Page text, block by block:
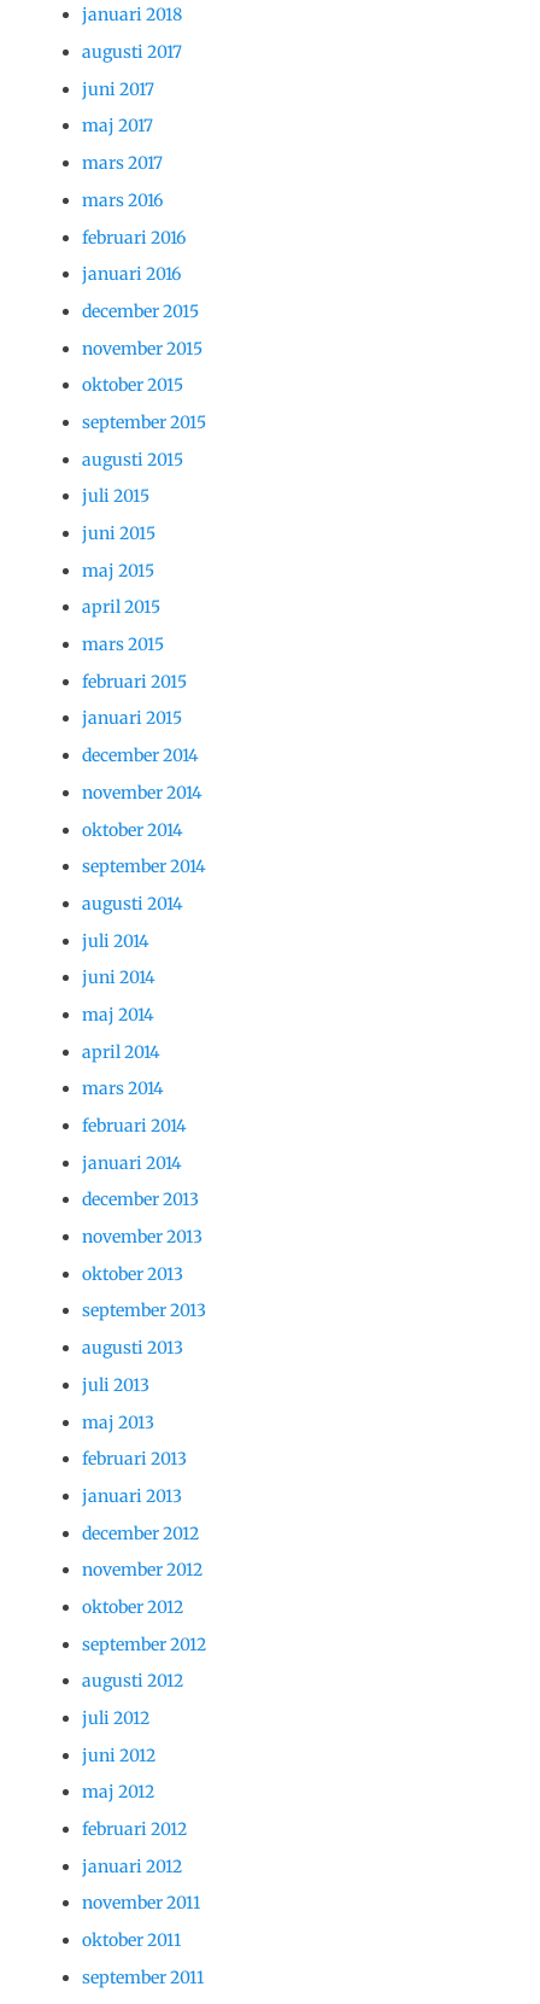
januari 2018
augusti 2017
juni 2017
maj 2017
mars 2017
mars 2016
februari 2016
januari 2016
december 2015
november 2015
oktober 2015
september 2015
augusti 2015
juli 2015
juni 2015
maj 2015
april 2015
mars 2015
februari 2015
januari 2015
december 2014
november 2014
oktober 2014
september 2014
augusti 2014
juli 2014
juni 2014
maj 2014
april 2014
mars 2014
februari 2014
januari 2014
december 2013
november 2013
oktober 2013
september 2013
augusti 2013
juli 2013
maj 2013
februari 2013
januari 2013
december 2012
november 2012
oktober 2012
september 2012
augusti 2012
juli 2012
juni 2012
maj 2012
februari 2012
januari 2012
november 2011
oktober 2011
september 2011